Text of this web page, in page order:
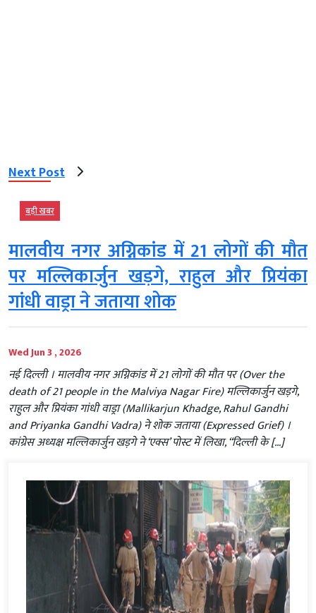
Next Post
बड़ी खबर
मालवीय नगर अग्निकांड में 21 लोगों की मौत
पर मल्लिकार्जुन खड़गे, राहुल और प्रियंका
गांधी वाड्रा ने जताया शोक
Wed Jun 3 , 2026
नई दिल्ली । मालवीय नगर अग्निकांड में 21 लोगों की मौत पर (Over the
death of 21 people in the Malviya Nagar Fire) मल्लिकार्जुन खड़गे,
राहुल और प्रियंका गांधी वाड्रा (Mallikarjun Khadge, Rahul Gandhi
and Priyanka Gandhi Vadra) ने शोक जताया (Expressed Grief) ।
कांग्रेस अध्यक्ष मल्लिकार्जुन खड़गे ने ‘एक्स’ पोस्ट में लिखा, “दिल्ली के […]